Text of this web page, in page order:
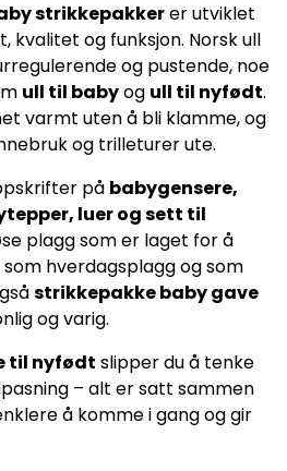
strikkepakkerer utviklet
kvalitet og funksjon. Norsk ull
og pustende, noe
ull til babyog ull til nyfødt.
varmt uten å bli klamme, og
og trilleturer ute.
på babygensere,
luer og sett til
plagg som er laget for å
hverdagsplagg og som
strikkepakke baby gave
og varig.
til nyfødt slipper du å tenke
– alt er satt sammen
å komme i gang og gir